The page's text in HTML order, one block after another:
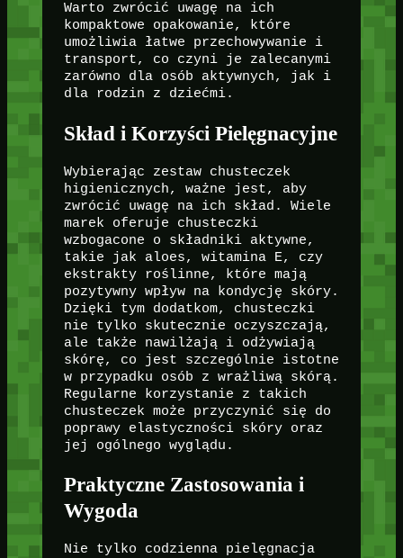
Warto zwrócić uwagę na ich
kompaktowe opakowanie, które
umożliwia łatwe przechowywanie i
transport, co czyni je zalecanymi
zarówno dla osób aktywnych, jak i
dla rodzin z dziećmi.
Skład i Korzyści Pielęgnacyjne
Wybierając zestaw chusteczek
higienicznych, ważne jest, aby
zwrócić uwagę na ich skład. Wiele
marek oferuje chusteczki
wzbogacone o składniki aktywne,
takie jak aloes, witamina E, czy
ekstrakty roślinne, które mają
pozytywny wpływ na kondycję skóry.
Dzięki tym dodatkom, chusteczki
nie tylko skutecznie oczyszczają,
ale także nawilżają i odżywiają
skórę, co jest szczególnie istotne
w przypadku osób z wrażliwą skórą.
Regularne korzystanie z takich
chusteczek może przyczynić się do
poprawy elastyczności skóry oraz
jej ogólnego wyglądu.
Praktyczne Zastosowania i
Wygoda
Nie tylko codzienna pielęgnacja